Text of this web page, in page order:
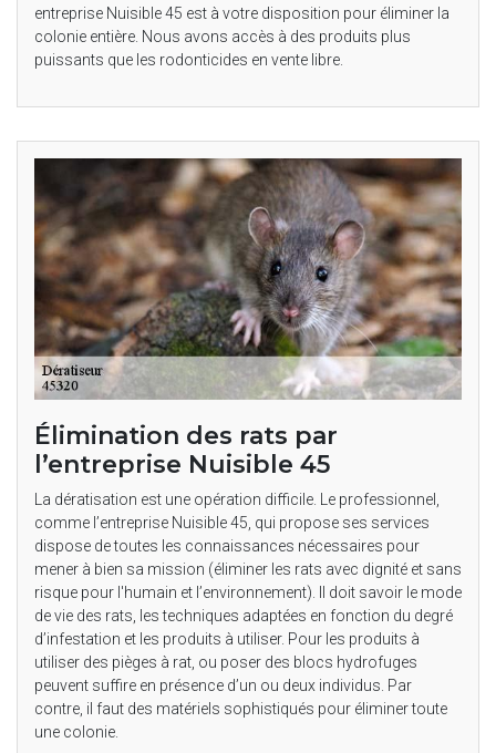
entreprise Nuisible 45 est à votre disposition pour éliminer la
colonie entière. Nous avons accès à des produits plus
puissants que les rodonticides en vente libre.
Élimination des rats par
l’entreprise Nuisible 45
La dératisation est une opération difficile. Le professionnel,
comme l’entreprise Nuisible 45, qui propose ses services
dispose de toutes les connaissances nécessaires pour
mener à bien sa mission (éliminer les rats avec dignité et sans
risque pour l'humain et l’environnement). Il doit savoir le mode
de vie des rats, les techniques adaptées en fonction du degré
d’infestation et les produits à utiliser. Pour les produits à
utiliser des pièges à rat, ou poser des blocs hydrofuges
peuvent suffire en présence d’un ou deux individus. Par
contre, il faut des matériels sophistiqués pour éliminer toute
une colonie.